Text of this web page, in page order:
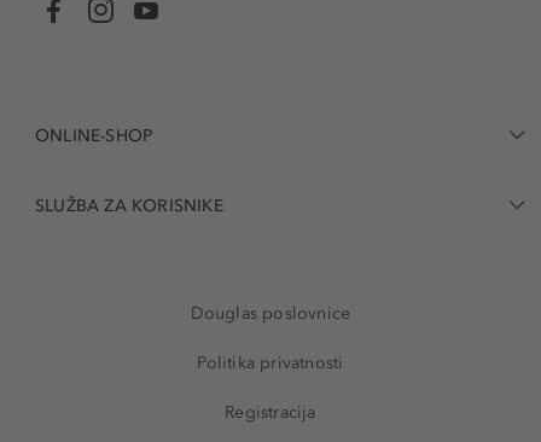
ONLINE-SHOP
SLUŽBA ZA KORISNIKE
Douglas poslovnice
Politika privatnosti
Registracija